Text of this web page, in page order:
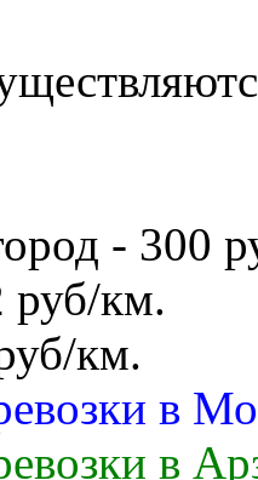
- 300
руб/км.
км.
в
в